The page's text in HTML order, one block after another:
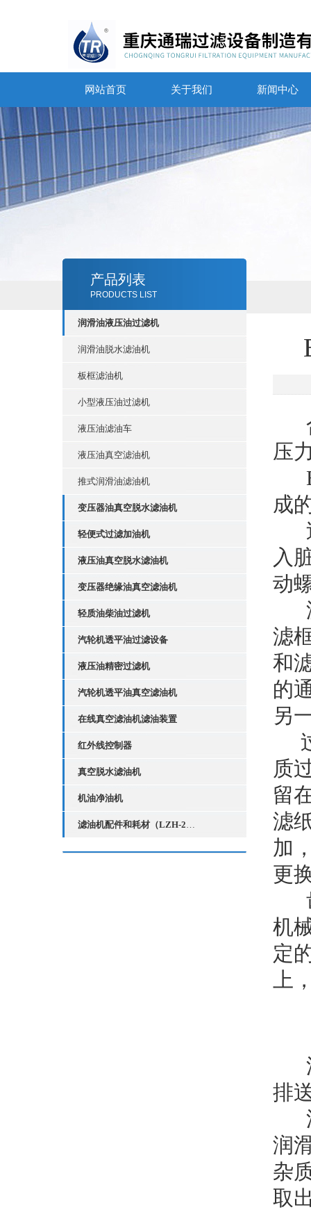
网站首页 关于我们 新闻中心
产品列表
PRODUCTS LIST
润滑油液压油过滤机
润滑油脱水滤油机
板框滤油机
小型液压油过滤机
液压油滤油车
液压油真空滤油机
推式润滑油滤油机
变压器油真空脱水滤油机
轻便式过滤加油机
液压油真空脱水滤油机
变压器绝缘油真空滤油机
轻质油柴油过滤机
汽轮机透平油过滤设备
液压油精密过滤机
汽轮机透平油真空滤油机
在线真空滤油机滤油装置
红外线控制器
真空脱水滤油机
机油净油机
滤油机配件和耗材（LZH-2红外线液位控制器）
压
成
过
入
动
滤
滤
和
的
另
过
质
留
滤
加
更
齿
机
定
上
油
排
油
润
杂
取